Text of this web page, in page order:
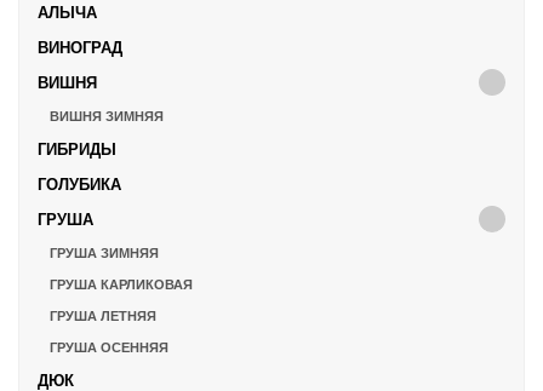
АЛЫЧА
ВИНОГРАД
ВИШНЯ
ВИШНЯ ЗИМНЯЯ
ГИБРИДЫ
ГОЛУБИКА
ГРУША
ГРУША ЗИМНЯЯ
ГРУША КАРЛИКОВАЯ
ГРУША ЛЕТНЯЯ
ГРУША ОСЕННЯЯ
ДЮК